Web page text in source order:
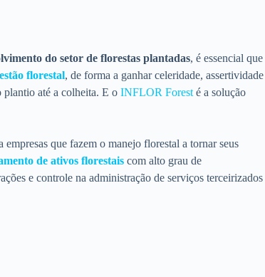
do setor de florestas plantadas, é essencial que
florestal, de forma a ganhar celeridade, assertividade
plantio até a colheita. E o INFLOR Forest é a solução
que fazem o manejo florestal a tornar seus
de ativos florestais com alto grau de
e controle na administração de serviços terceirizados